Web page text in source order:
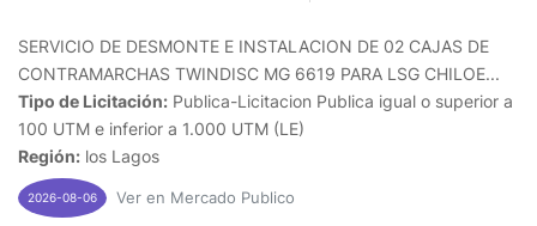
SERVICIO DE DESMONTE E INSTALACION DE 02 CAJAS DE
CONTRAMARCHAS TWINDISC MG 6619 PARA LSG CHILOE...
Tipo de Licitación: Publica-Licitacion Publica igual o superior a
100 UTM e inferior a 1.000 UTM (LE)
Región: los Lagos
2026-08-06 Ver en Mercado Publico